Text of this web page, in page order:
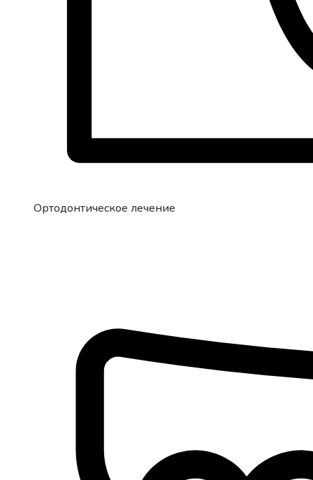
Ортодонтическое лечение